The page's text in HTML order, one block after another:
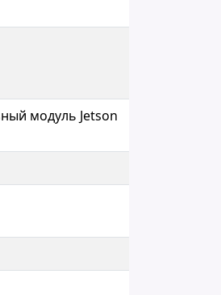
модуль Jetson